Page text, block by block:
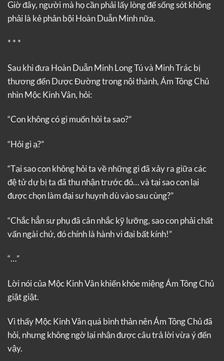
Giờ đây, người mà họ cần phải lấy lòng để sống sót không
phải là kẻ phản bội Hoàn Duẫn Minh nữa.
* * *
Sau khi đưa Hoàn Duẫn Minh Long Tú và Minh Trác bị
thương đến Dược Đường trong nội thành, Ám Tông Chủ
nhìn Mộc Kinh Vân, hỏi:
“Con không có gì muốn hỏi ta sao?”
“Hỏi gì ạ?”
“Tại sao con không hỏi ta về những gì đã xảy ra giữa các
đệ tử dự bị ta đã thu nhận trước đó… và tại sao con lại
được chọn làm đại sư huynh dù vào sau cùng?”
“Chắc hẳn sư phụ đã cân nhắc kỹ lưỡng, sao con phải chất
vấn ngài chứ, đó chính là hành vi đại bất kính!”
“…”
Lời nói của Mộc Kinh Vân khiến khóe miệng Ám Tông Chủ
giật giật.
Vì thấy Mộc Kinh Vân quá bình thản nên Ám Tông Chủ đã
hỏi, nhưng không ngờ lại nhận được câu trả lời vừa ý đến
vậy.